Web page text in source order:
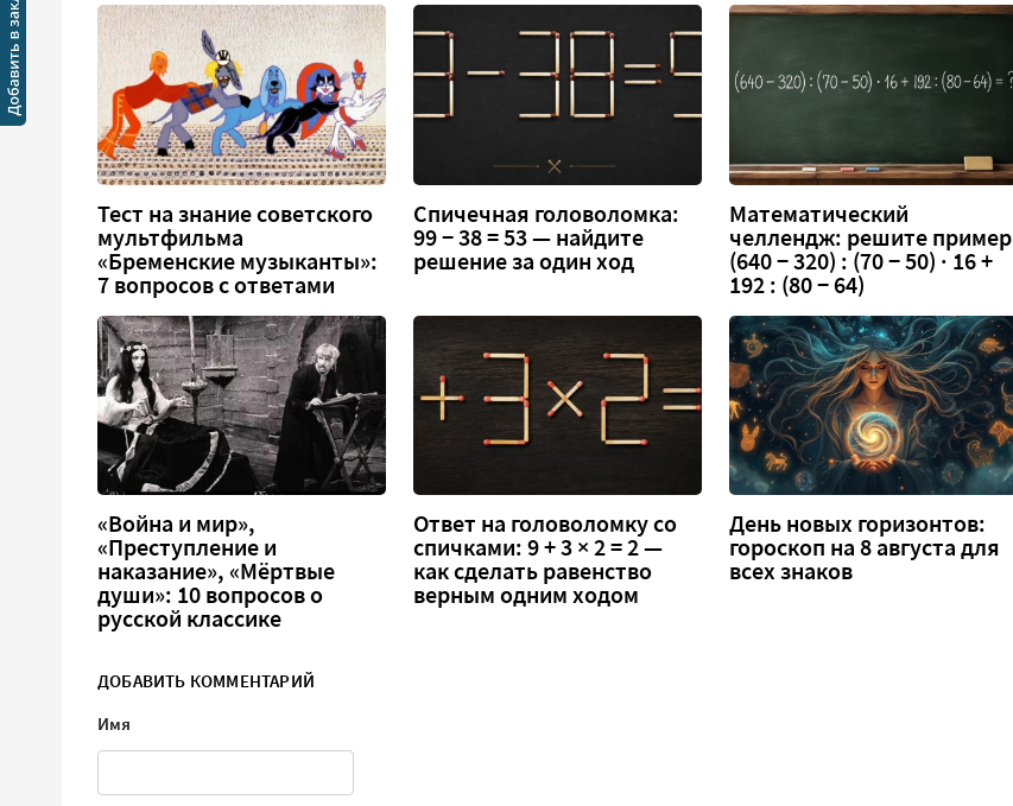
Тест на знание советского
мультфильма
«Бременские музыканты»:
7 вопросов с ответами
Спичечная головоломка:
99 − 38 = 53 — найдите
решение за один ход
Математический
челлендж: решите пример
(640 − 320) : (70 − 50) · 16 +
192 : (80 − 64)
«Война и мир»,
«Преступление и
наказание», «Мёртвые
души»: 10 вопросов о
русской классике
Ответ на головоломку со
спичками: 9 + 3 × 2 = 2 —
как сделать равенство
верным одним ходом
День новых горизонтов:
гороскоп на 8 августа для
всех знаков
ДОБАВИТЬ КОММЕНТАРИЙ
Имя